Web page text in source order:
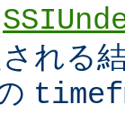
れる